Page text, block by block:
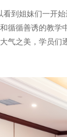
姐妹们一开始
循循善诱的教
气之美，学员们